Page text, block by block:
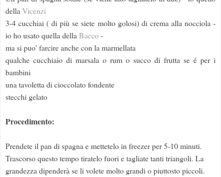
dellaVicenzi
3-4 cucchiai ( di più se siete molto golosi) di crema alla nocciola -
io ho usato quella dellaBacco-
ma si puo' farcire anche con la marmellata
qualche cucchiaio di marsala o rum o succo di frutta se é per i
bambini
una tavoletta di cioccolato fondente
stecchi gelato
Procedimento:
Prendete il pan di spagna e mettetelo in freezer per 5-10 minuti.
Trascorso questo tempo tiratelo fuori e tagliate tanti triangoli. La
grandezza dipenderà se li volete molto grandi o piuttosto piccoli.